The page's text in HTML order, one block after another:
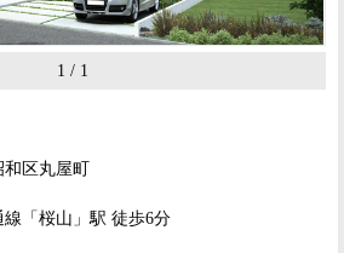
1 / 1
区丸屋町
線「桜山」駅 徒歩6分